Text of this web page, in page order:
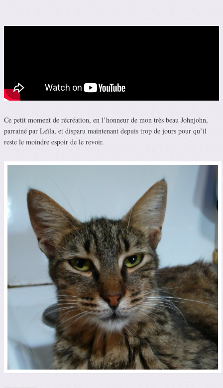
Ce petit moment de récréation, en l’honneur de mon très beau Johnjohn,
parrainé par Leïla, et disparu maintenant depuis trop de jours pour qu’il
reste le moindre espoir de le revoir.